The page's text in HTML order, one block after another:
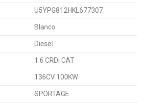
U5YPG812HKL677307
Blanco
Diesel
1.6 CRDi CAT
136CV 100KW
SPORTAGE